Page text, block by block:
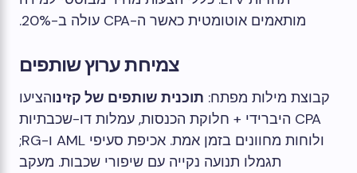
מותאמים אוטומטית כאשר ה-CPA עולה ב-20%.
צמיחת ערוץ שותפים
קבוצת מילות מפתח: תוכנית שותפים של קזינוהציעו
CPA היברידי + חלוקת הכנסות, עמלות דו-שכבתיות
ולוחות מחוונים בזמן אמת. אכיפת סעיפי AML ו-RG;
תגמלו תנועה נקייה עם שיפורי שכבות. מעקב